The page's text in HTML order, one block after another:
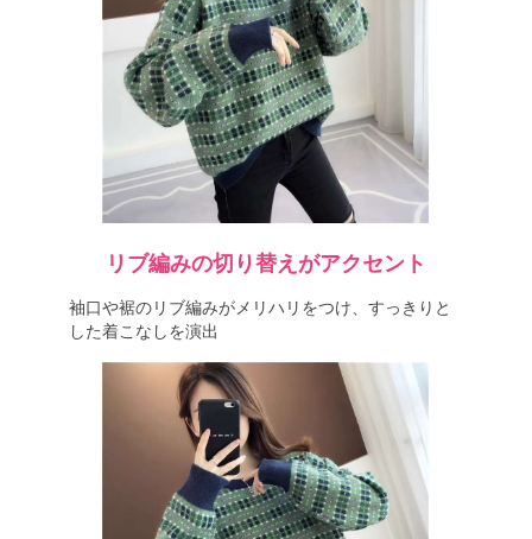
リブ編みの切り替えがアクセント
袖口や裾のリブ編みがメリハリをつけ、すっきりと
した着こなしを演出